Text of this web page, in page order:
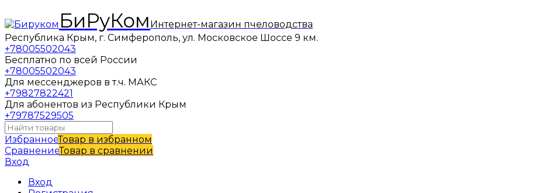
БиРуКом Интернет-магазин пчеловодства
Республика Крым, г. Симферополь, ул. Московское Шоссе 9 км.
+78005502043
Бесплатно по всей России
+78005502043
Для мессенджеров в т.ч. МАКС
+79827822421
Для абонентов из Республики Крым
+79787529505
ИзбранноеТовар в избранном
СравнениеТовар в сравнении
Вход
Вход